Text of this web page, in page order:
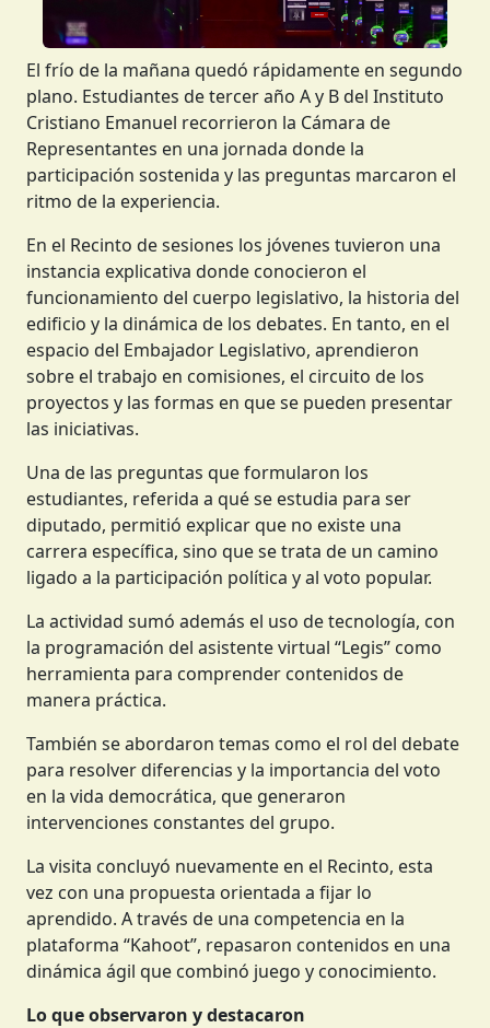
El frío de la mañana quedó rápidamente en segundo
plano. Estudiantes de tercer año A y B del Instituto
Cristiano Emanuel recorrieron la Cámara de
Representantes en una jornada donde la
participación sostenida y las preguntas marcaron el
ritmo de la experiencia.
En el Recinto de sesiones los jóvenes tuvieron una
instancia explicativa donde conocieron el
funcionamiento del cuerpo legislativo, la historia del
edificio y la dinámica de los debates. En tanto, en el
espacio del Embajador Legislativo, aprendieron
sobre el trabajo en comisiones, el circuito de los
proyectos y las formas en que se pueden presentar
las iniciativas.
Una de las preguntas que formularon los
estudiantes, referida a qué se estudia para ser
diputado, permitió explicar que no existe una
carrera específica, sino que se trata de un camino
ligado a la participación política y al voto popular.
La actividad sumó además el uso de tecnología, con
la programación del asistente virtual “Legis” como
herramienta para comprender contenidos de
manera práctica.
También se abordaron temas como el rol del debate
para resolver diferencias y la importancia del voto
en la vida democrática, que generaron
intervenciones constantes del grupo.
La visita concluyó nuevamente en el Recinto, esta
vez con una propuesta orientada a fijar lo
aprendido. A través de una competencia en la
plataforma “Kahoot”, repasaron contenidos en una
dinámica ágil que combinó juego y conocimiento.
Lo que observaron y destacaron